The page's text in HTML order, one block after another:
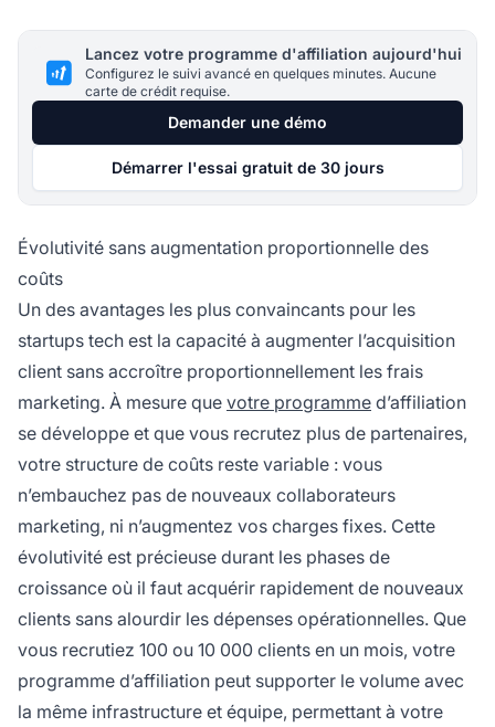
Lancez votre programme d'affiliation aujourd'hui
Configurez le suivi avancé en quelques minutes. Aucune
carte de crédit requise.
Demander une démo
Démarrer l'essai gratuit de 30 jours
Évolutivité sans augmentation proportionnelle des
coûts
Un des avantages les plus convaincants pour les
startups tech est la capacité à augmenter l’acquisition
client sans accroître proportionnellement les frais
marketing. À mesure que votre programme d’affiliation
se développe et que vous recrutez plus de partenaires,
votre structure de coûts reste variable : vous
n’embauchez pas de nouveaux collaborateurs
marketing, ni n’augmentez vos charges fixes. Cette
évolutivité est précieuse durant les phases de
croissance où il faut acquérir rapidement de nouveaux
clients sans alourdir les dépenses opérationnelles. Que
vous recrutiez 100 ou 10 000 clients en un mois, votre
programme d’affiliation peut supporter le volume avec
la même infrastructure et équipe, permettant à votre